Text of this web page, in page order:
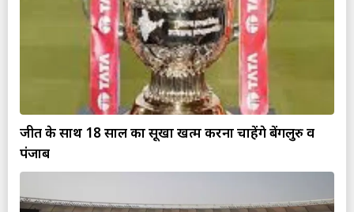
जीत के साथ 18 साल का सूखा खत्म करना चाहेंगे बेंगलुरु व
पंजाब